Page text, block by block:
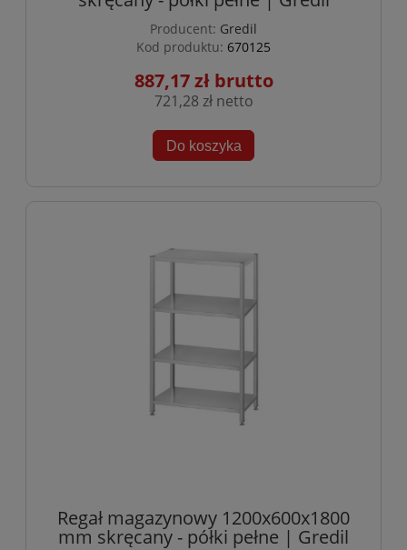
Producent: Gredil
Kod produktu: 670125
887,17 zł
721,28 zł
Do koszyka
Regał magazynowy 1200x600x1800
mm skręcany - półki pełne | Gredil